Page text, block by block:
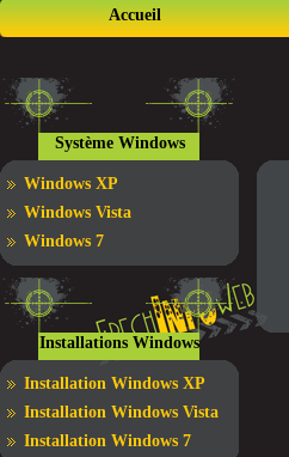
Accueil
Système Windows
Windows XP
Windows Vista
Windows 7
Installations Windows
Installation Windows XP
Installation Windows Vista
Installation Windows 7